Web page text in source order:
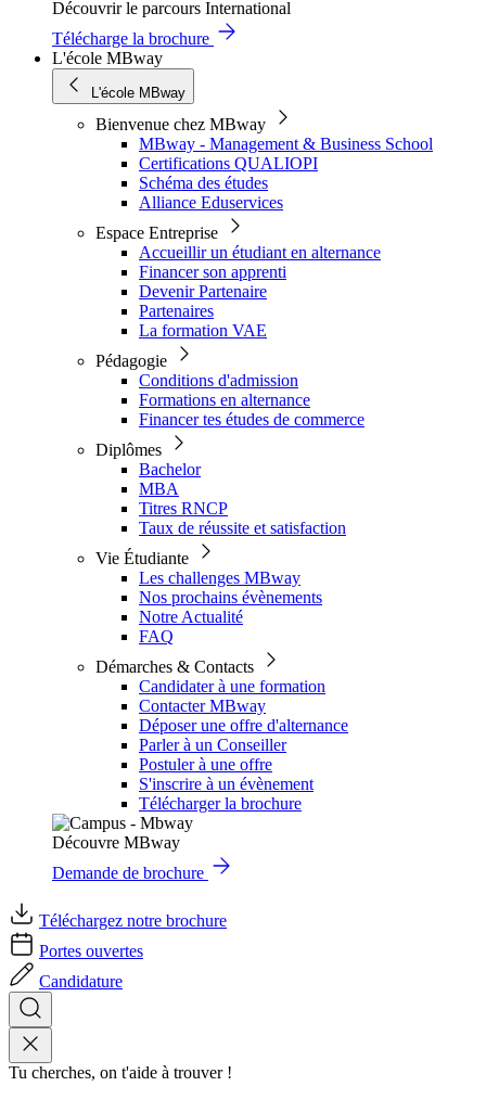
Découvrir le parcours International
Télécharge la brochure
L'école MBway
L'école MBway
Bienvenue chez MBway
MBway - Management & Business School
Certifications QUALIOPI
Schéma des études
Alliance Eduservices
Espace Entreprise
Accueillir un étudiant en alternance
Financer son apprenti
Devenir Partenaire
Partenaires
La formation VAE
Pédagogie
Conditions d'admission
Formations en alternance
Financer tes études de commerce
Diplômes
Bachelor
MBA
Titres RNCP
Taux de réussite et satisfaction
Vie Étudiante
Les challenges MBway
Nos prochains évènements
Notre Actualité
FAQ
Démarches & Contacts
Candidater à une formation
Contacter MBway
Déposer une offre d'alternance
Parler à un Conseiller
Postuler à une offre
S'inscrire à un évènement
Télécharger la brochure
Découvre MBway
Demande de brochure
Téléchargez notre brochure
Portes ouvertes
Candidature
Tu cherches, on t'aide à trouver !